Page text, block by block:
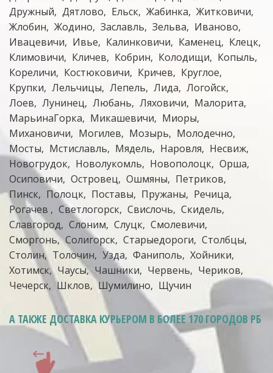
Дружный
Дятлово Ельск Жабинка
Житковичи
Жлобин
Жодино Заславль Зельва
Иваново
Ивацевичи
Ивье Калинковичи Каменец
Клецк
Климовичи
Кличев Кобрин Колодищи
Копыль
Кореличи
Костюковичи Кричев
Круглое
Крупки
Лельчицы Лепель Лида
Логойск
Лоев
Лунинец Любань Ляховичи
Малорита
МарьинаГорка
Микашевичи
Миоры
Михановичи
Могилев Мозырь
Молодечно
Мосты
Мстиславль Мядель Наровля
Несвиж
Новогрудок
Новолукомль Новополоцк Орша
Осиповичи
Островец Ошмяны
Петриков
Пинск
Полоцк Поставы Пружаны
Речица
Рогачев
Светлогорск Свислочь
Скидель
Славгород
Слоним Слуцк Смолевичи
Сморгонь
Солигорск Старыедороги
Столбцы
Столин
Толочин Узда Фаниполь
Хойники
Хотимск
Чаусы Чашники Червень
Чериков
Чечерск Шклов Шумилино Щучин
А ТАКЖЕ ДОСТАВКА КУРЬЕРОМ В БОЛЕЕ 170 ГОРОДОВ РБ